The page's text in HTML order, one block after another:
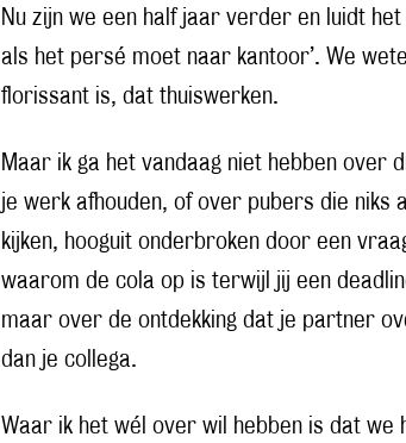
Nu zijn we een half jaar verder en luidt
als het persé moet naar kantoor’. We
florissant is, dat thuiswerken.
Maar ik ga het vandaag niet hebben over
je werk afhouden, of over pubers die niks
kijken, hooguit onderbroken door een
waarom de cola op is terwijl jij een
maar over de ontdekking dat je partner
dan je collega.
Waar ik het wél over wil hebben is dat we